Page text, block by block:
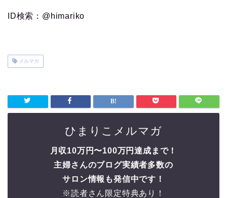
ID検索：@himariko
メルマガ
ひまりこメルマガ
月収10万円〜100万円達成まで！
主婦さんのブログ実績者多数の
サロン情報も発信中です！
※読者さん限定特典あり！